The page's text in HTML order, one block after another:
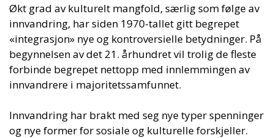
Økt grad av kulturelt mangfold, særlig som følge av
innvandring, har siden 1970-tallet gitt begrepet
«integrasjon» nye og kontroversielle betydninger. På
begynnelsen av det 21. århundret vil trolig de fleste
forbinde begrepet nettopp med innlemmingen av
innvandrere i majoritetssamfunnet.
Innvandring har brakt med seg nye typer spenninger
og nye former for sosiale og kulturelle forskjeller.